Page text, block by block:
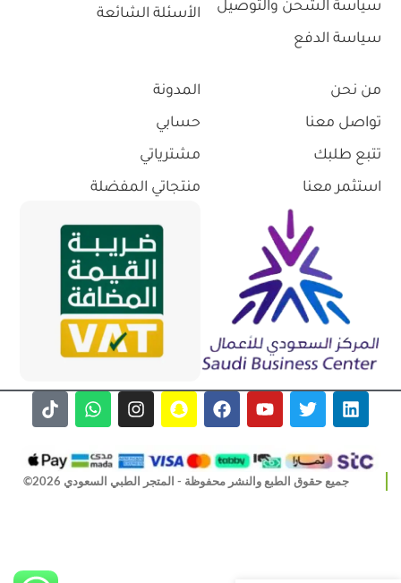
سياسة الشحن والتوصيل
سياسة الدفع
الأسئلة الشائعة
من نحن
تواصل معنا
تتبع طلبك
استثمر معنا
المدونة
حسابي
مشترياتي
منتجاتي المفضلة
جميع حقوق الطبع والنشر محفوظة - المتجر الطبي السعودي 2026©